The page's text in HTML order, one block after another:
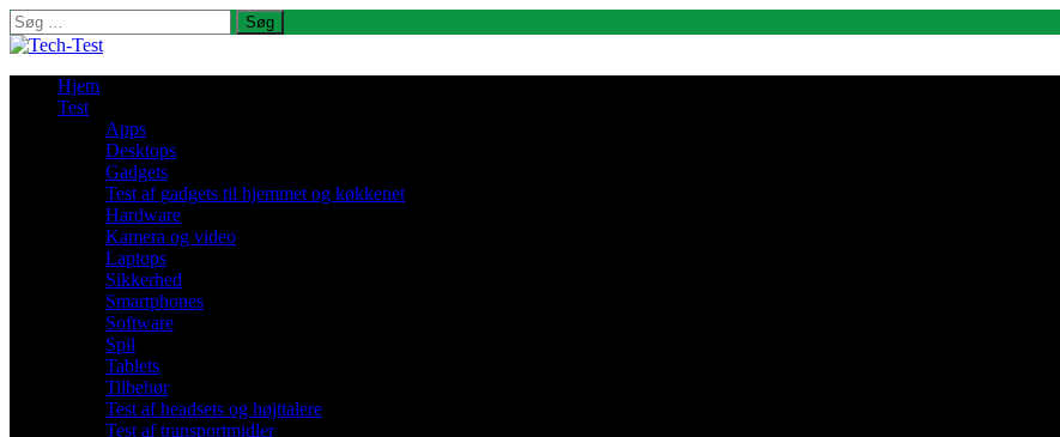
Søg
efter:
Hjem
Test
Apps
Desktops
Gadgets
Test af gadgets til hjemmet og køkkenet
Hardware
Kamera og video
Laptops
Sikkerhed
Smartphones
Software
Spil
Tablets
Tilbehør
Test af headsets og højttalere
Test af transportmidler